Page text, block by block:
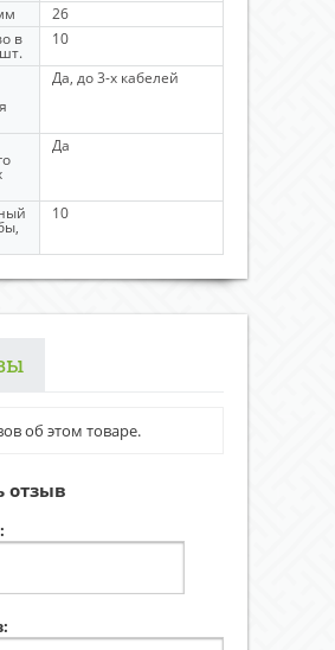
26
в
10
Да, до 3-х кабелей
Да
10
об этом товаре.
отзыв